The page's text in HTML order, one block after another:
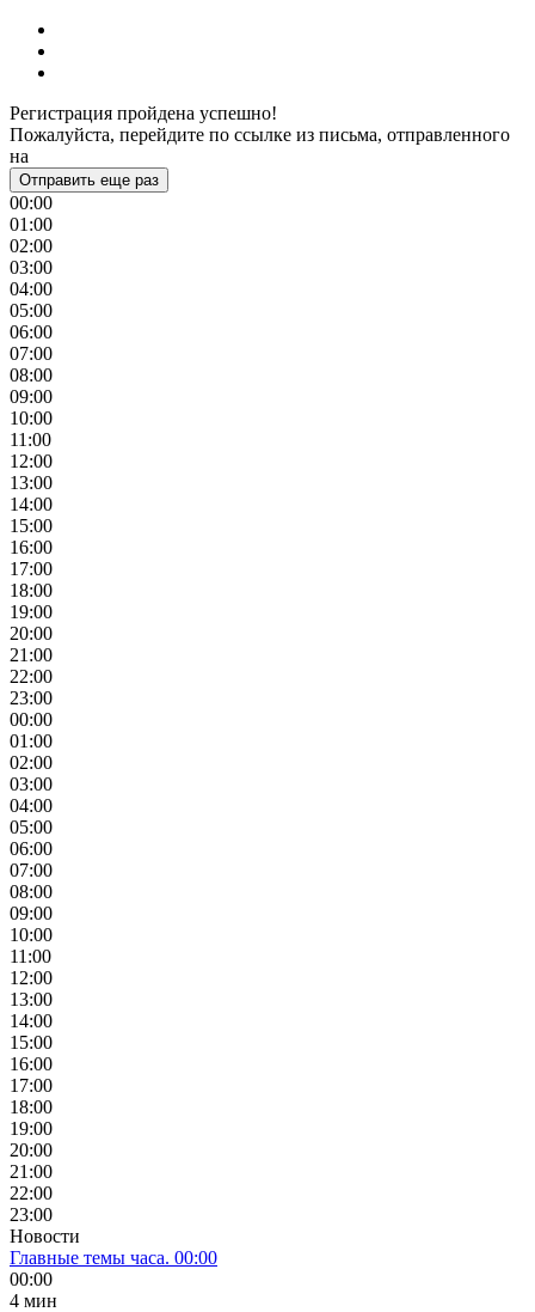
Регистрация пройдена успешно!
Пожалуйста, перейдите по ссылке из письма, отправленного
на
Отправить еще раз
00:00
01:00
02:00
03:00
04:00
05:00
06:00
07:00
08:00
09:00
10:00
11:00
12:00
13:00
14:00
15:00
16:00
17:00
18:00
19:00
20:00
21:00
22:00
23:00
00:00
01:00
02:00
03:00
04:00
05:00
06:00
07:00
08:00
09:00
10:00
11:00
12:00
13:00
14:00
15:00
16:00
17:00
18:00
19:00
20:00
21:00
22:00
23:00
Новости
Главные темы часа. 00:00
00:00
4 мин